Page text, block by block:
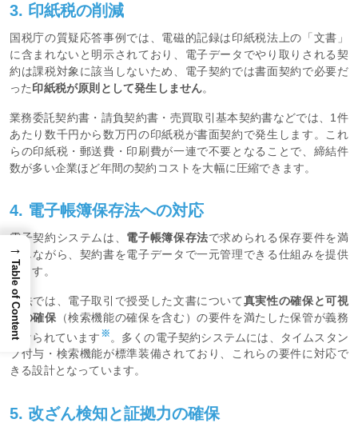
3. 印紙税の削減
国税庁の質疑応答事例では、電磁的記録は印紙税法上の「文書」
に含まれないと明示されており、電子データでやり取りされる契
約は課税対象に該当しないため、電子契約では書面契約で必要だ
った印紙税が原則として発生しません。
業務委託契約書・請負契約書・売買取引基本契約書などでは、1件
あたり数千円から数万円の印紙税が書面契約で発生します。これ
らの印紙税・郵送費・印刷費が一連で不要となることで、締結件
数が多い企業ほど年間の契約コストを大幅に圧縮できます。
4. 電子帳簿保存法への対応
電子契約システムは、 電子帳簿保存法で求められる保存要件を満
たしながら、契約書を電子データで一元管理できる仕組みを提供
します。
同法では、電子取引で授受した文書について真実性の確保と可視
性の確保 （検索機能の確保を含む）の要件を満たした保管が義務
付けられています ※ 。多くの電子契約システムには、タイムスタン
プ付与・検索機能が標準装備されており、これらの要件に対応で
きる設計となっています。
5. 改ざん検知と証拠力の確保
→
Table of Content